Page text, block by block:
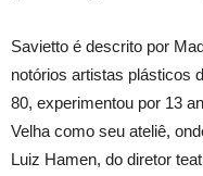
Savietto é descrito por
notórios artistas plásticos
80, experimentou por 13
Velha como seu ateliê,
Luiz Hamen, do diretor